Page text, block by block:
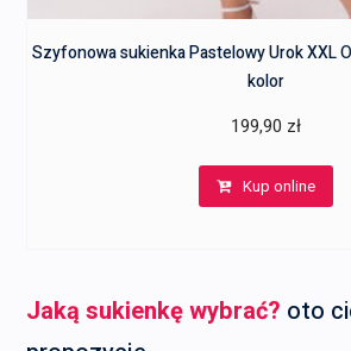
Szyfonowa sukienka Pastelowy Urok XXL
kolor
199,90 zł
Kup online
Jaką sukienkę wybrać? oto